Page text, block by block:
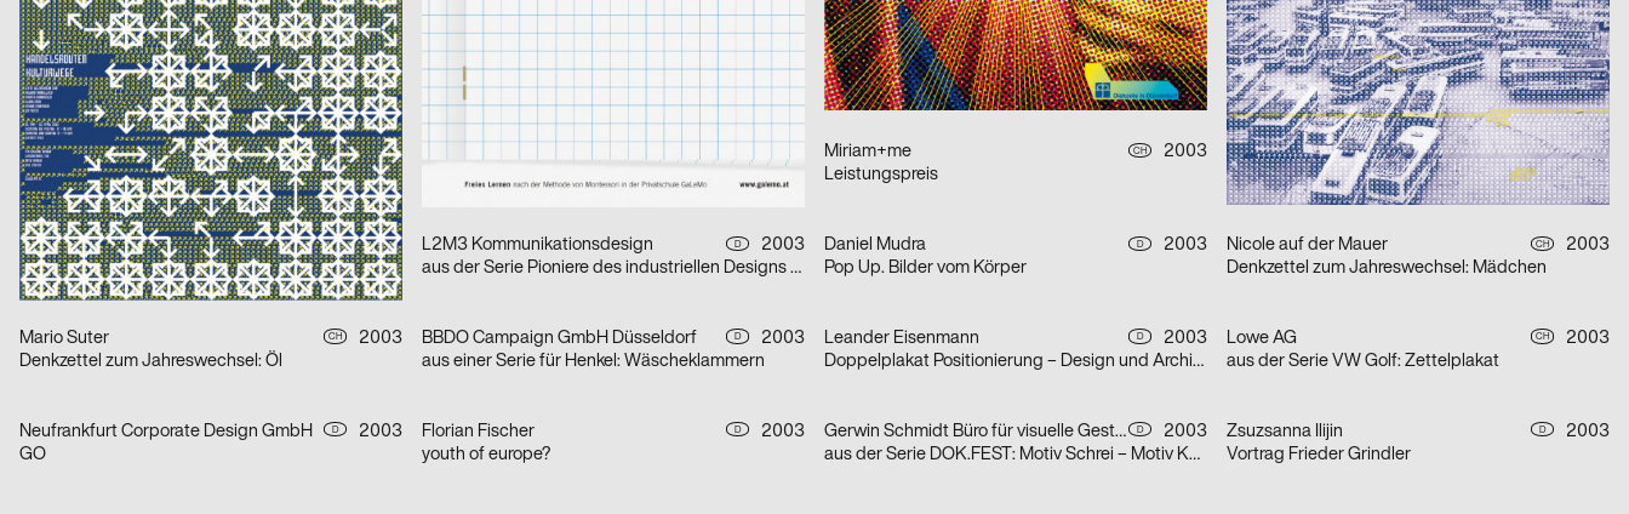
Conception Visuelle CH
2003
Edward Bond „Pièces de guerre I-II“
Blinded.
QN-Design CH
2003
BOXEN – Internationales Boxmeeting
Lea Spörri CH
2003
Winterhilfe Schweiz
Florine Kammerer D
2003
AkaKonzert
Miriam+me CH
2003
Leistungspreis
Euro RSCG Catapult AG Switzerland CH
2003
aus einer Serie für En Vogue: Fisch
Michael Ziska CH
2003
OLMA – Schweizer Messe für Land- und Milchwirtschaft 2003
L2M3 Kommunikationsdesign D
2003
aus der Serie Pioniere des industriellen Designs am Bodensee: Champs
Daniel Mudra D
2003
Pop Up. Bilder vom Körper
Nicole auf der Mauer CH
2003
Denkzettel zum Jahreswechsel: Mädchen
Mario Suter CH
2003
Denkzettel zum Jahreswechsel: Öl
BBDO Campaign GmbH Düsseldorf D
2003
aus einer Serie für Henkel: Wäscheklammern
Leander Eisenmann D
2003
Doppelplakat Positionierung – Design und Architektur, von der Ausbildung zum Beruf?
Lowe AG CH
2003
aus der Serie VW Golf: Zettelplakat
Neufrankfurt Corporate Design GmbH D
2003
GO
Florian Fischer D
2003
youth of europe?
Gerwin Schmidt Büro für visuelle Gestaltung D
2003
aus der Serie DOK.FEST: Motiv Schrei – Motiv Kuss
Zsuzsanna Ilijin D
2003
Vortrag Frieder Grindler